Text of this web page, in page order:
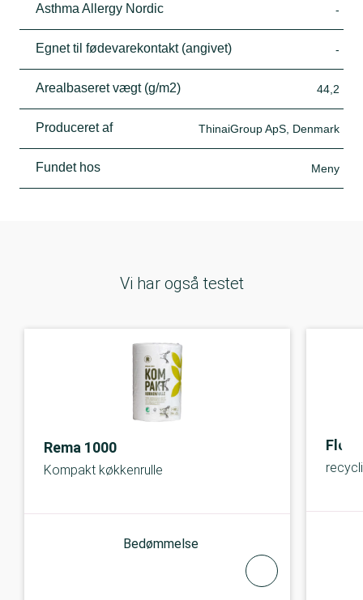
Asthma Allergy Nordic -
Egnet til fødevarekontakt (angivet) -
Arealbaseret vægt (g/m2) 44,2
Produceret af ThinaiGroup ApS, Denmark
Fundet hos Meny
Vi har også testet
Rema 1000
Kompakt køkkenrulle
Bedømmelse